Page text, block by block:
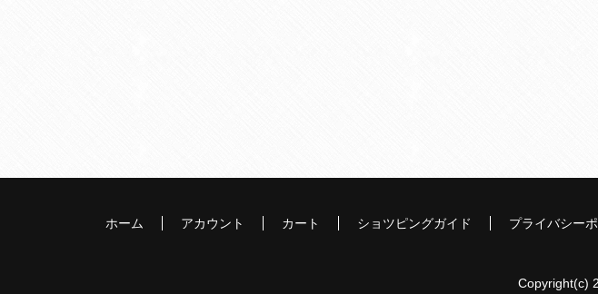
ホーム アカウント カート ショツピングガイド プライバシー
Copyright(c)